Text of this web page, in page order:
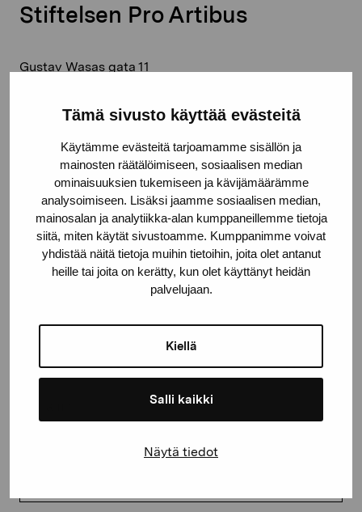
Tämä sivusto käyttää evästeitä
Käytämme evästeitä tarjoamamme sisällön ja
mainosten räätälöimiseen, sosiaalisen median
ominaisuuksien tukemiseen ja kävijämäärämme
analysoimiseen. Lisäksi jaamme sosiaalisen median,
mainosalan ja analytiikka-alan kumppaneillemme tietoja
siitä, miten käytät sivustoamme. Kumppanimme voivat
yhdistää näitä tietoja muihin tietoihin, joita olet antanut
heille tai joita on kerätty, kun olet käyttänyt heidän
palvelujaan.
Kiellä
Salli kaikki
Näytä tiedot
Stiftelsen Pro Artibus
Gustav Wasas gata 11
proartibus@proartibus.fi
Kontakta oss
Håll dig uppdaterad om aktuella
utställningar och evenemang